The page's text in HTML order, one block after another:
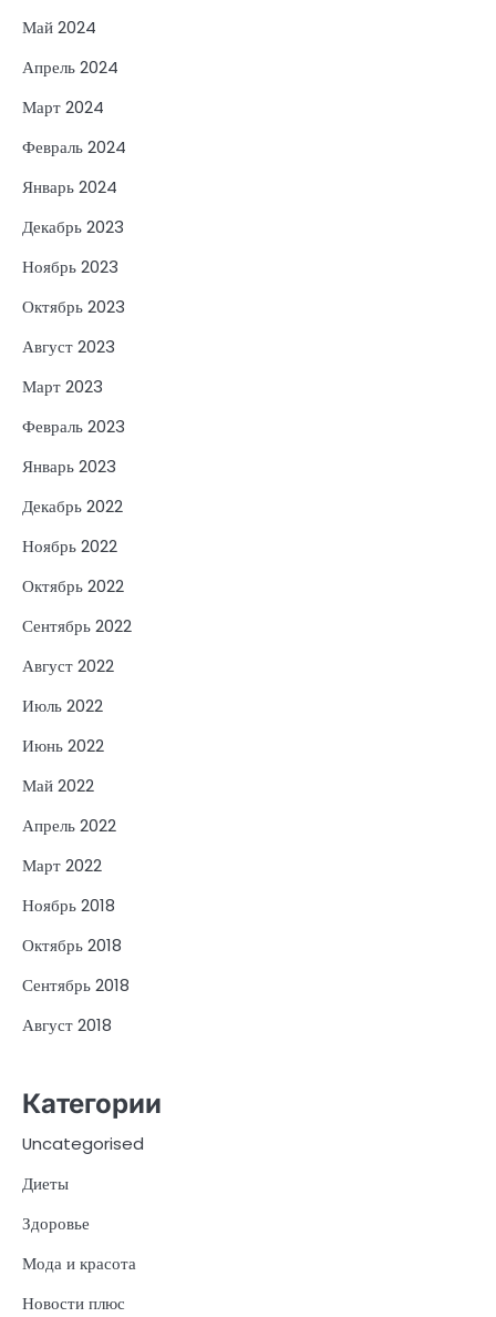
Май 2024
Апрель 2024
Март 2024
Февраль 2024
Январь 2024
Декабрь 2023
Ноябрь 2023
Октябрь 2023
Август 2023
Март 2023
Февраль 2023
Январь 2023
Декабрь 2022
Ноябрь 2022
Октябрь 2022
Сентябрь 2022
Август 2022
Июль 2022
Июнь 2022
Май 2022
Апрель 2022
Март 2022
Ноябрь 2018
Октябрь 2018
Сентябрь 2018
Август 2018
Категории
Uncategorised
Диеты
Здоровье
Мода и красота
Новости плюс